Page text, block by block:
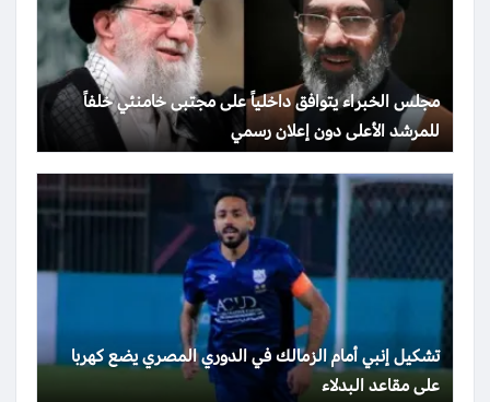
مجلس الخبراء يتوافق داخلياً على مجتبى خامنئي خلفاً
للمرشد الأعلى دون إعلان رسمي
تشكيل إنبي أمام الزمالك في الدوري المصري يضع كهربا
على مقاعد البدلاء